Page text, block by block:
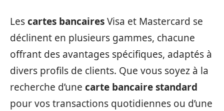
Lescartes bancairesVisa et Mastercard se
déclinent en plusieurs gammes, chacune
offrant des avantages spécifiques, adaptés à
divers profils de clients. Que vous soyez à la
recherche d’une carte bancairestandard
pour vos transactions quotidiennes ou d’une